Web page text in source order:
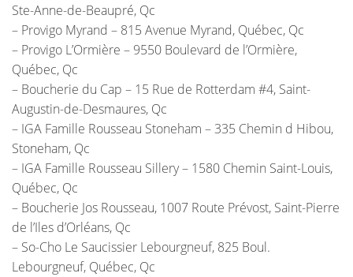
Ste-Anne-de-Beaupré, Qc
– Provigo Myrand – 815 Avenue Myrand, Québec, Qc
– Provigo L’Ormière – 9550 Boulevard de l’Ormière,
Québec, Qc
– Boucherie du Cap – 15 Rue de Rotterdam #4, Saint-
Augustin-de-Desmaures, Qc
– IGA Famille Rousseau Stoneham – 335 Chemin d Hibou,
Stoneham, Qc
– IGA Famille Rousseau Sillery – 1580 Chemin Saint-Louis,
Québec, Qc
– Boucherie Jos Rousseau, 1007 Route Prévost, Saint-Pierre
de l’Iles d’Orléans, Qc
– So-Cho Le Saucissier Lebourgneuf, 825 Boul.
Lebourgneuf, Québec, Qc